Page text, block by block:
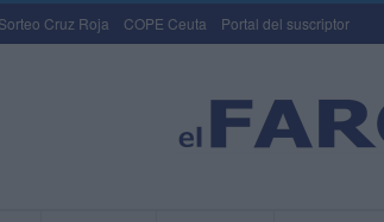
Sorteo Cruz Roja COPE Ceuta Portal del suscriptor